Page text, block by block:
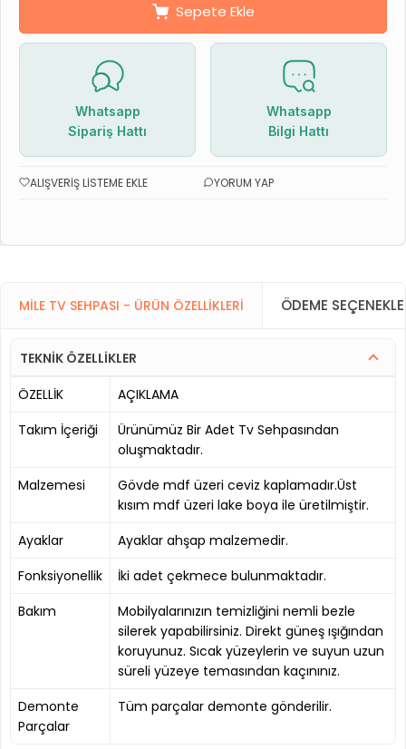
Sepete Ekle
Whatsapp
Sipariş Hattı
Whatsapp
Bilgi Hattı
ALIŞVERIŞ LISTEME EKLE YORUM YAP
MILE TV SEHPASI - ÜRÜN ÖZELLIKLERI ÖDEME
TEKNİK ÖZELLİKLER
ÖZELLİK
AÇIKLAMA
Takım İçeriği
Ürünümüz Bir Adet Tv Sehpasından
oluşmaktadır.
Malzemesi
Gövde mdf üzeri ceviz kaplamadır.Üst
kısım mdf üzeri lake boya ile üretilmiştir.
Ayaklar
Ayaklar ahşap malzemedir.
Fonksiyonellik
İki adet çekmece bulunmaktadır.
Bakım
Mobilyalarınızın temizliğini nemli bezle
silerek yapabilirsiniz. Direkt güneş ışığından
koruyunuz. Sıcak yüzeylerin ve suyun uzun
süreli yüzeye temasından kaçınınız.
Demonte
Parçalar
Tüm parçalar demonte gönderilir.